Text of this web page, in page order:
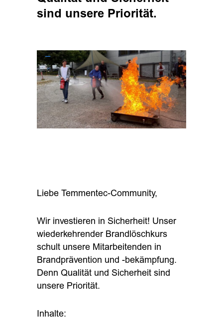
sind unsere Priorität.
Liebe Temmentec-Community,
Wir investieren in Sicherheit! Unser
wiederkehrender Brandlöschkurs
schult unsere Mitarbeitenden in
Brandprävention und -bekämpfung.
Denn Qualität und Sicherheit sind
unsere Priorität.
Inhalte: